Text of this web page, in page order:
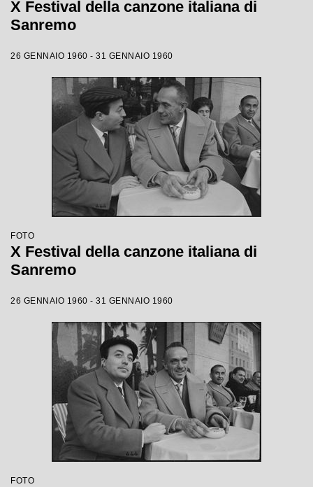
X Festival della canzone italiana di
Sanremo
26 GENNAIO 1960 - 31 GENNAIO 1960
FOTO
X Festival della canzone italiana di
Sanremo
26 GENNAIO 1960 - 31 GENNAIO 1960
FOTO